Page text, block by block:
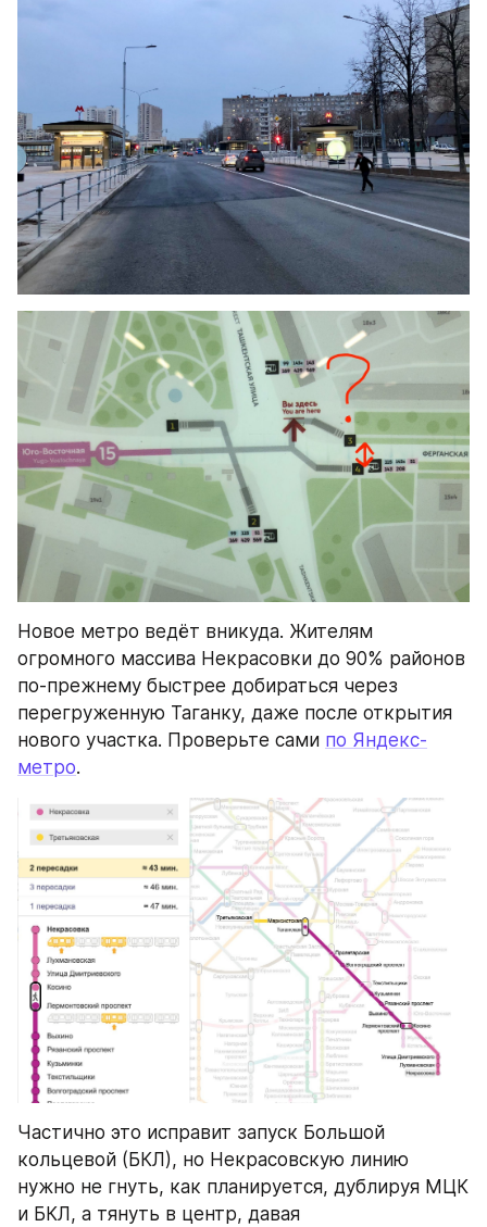
Новое метро ведёт вникуда. Жителям
огромного массива Некрасовки до 90% районов
по-прежнему быстрее добираться через
перегруженную Таганку, даже после открытия
нового участка. Проверьте сами по Яндекс-
метро.
Частично это исправит запуск Большой
кольцевой (БКЛ), но Некрасовскую линию
нужно не гнуть, как планируется, дублируя МЦК
и БКЛ, а тянуть в центр, давая